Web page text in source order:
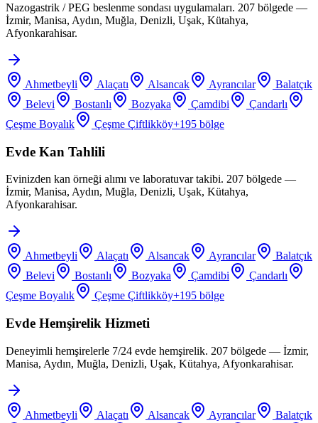
Nazogastrik / PEG beslenme sondası uygulamaları. 207 bölgede —
İzmir, Manisa, Aydın, Muğla, Denizli, Uşak, Kütahya,
Afyonkarahisar.
Ahmetbeyli Alaçatı Alsancak Ayrancılar
Balatçık
Belevi
Bostanlı Bozyaka Çamdibi
Çandarlı
Çeşme Boyalık
Çeşme Çiftlikköy+195 bölge
Evde Kan Tahlili
Evinizden kan örneği alımı ve laboratuvar takibi. 207 bölgede —
İzmir, Manisa, Aydın, Muğla, Denizli, Uşak, Kütahya,
Afyonkarahisar.
Ahmetbeyli Alaçatı Alsancak Ayrancılar
Balatçık
Belevi
Bostanlı Bozyaka Çamdibi
Çandarlı
Çeşme Boyalık
Çeşme Çiftlikköy+195 bölge
Evde Hemşirelik Hizmeti
Deneyimli hemşirelerle 7/24 evde hemşirelik. 207 bölgede — İzmir,
Manisa, Aydın, Muğla, Denizli, Uşak, Kütahya, Afyonkarahisar.
Ahmetbeyli Alaçatı Alsancak Ayrancılar Balatçık